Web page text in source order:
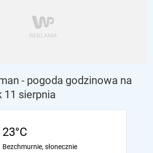
- pogoda godzinowa na
11 sierpnia
23°C
Bezchmurnie, słonecznie